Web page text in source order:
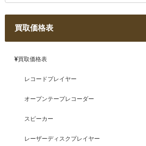
買取価格表
買取価格表
レコードプレイヤー
オープンテープレコーダー
スピーカー
レーザーディスクプレイヤー